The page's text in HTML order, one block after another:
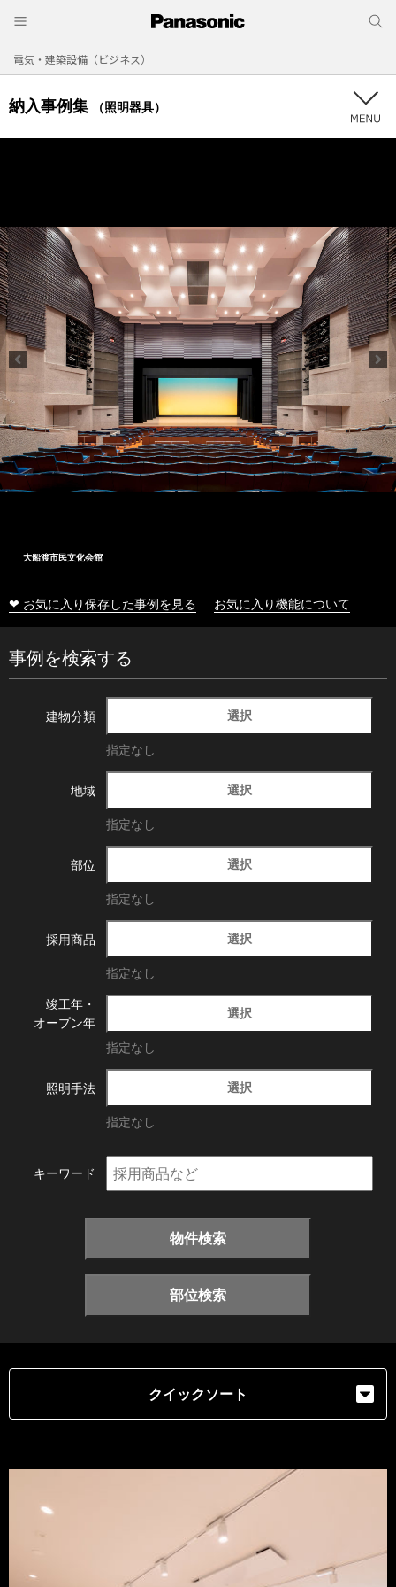
電気・建築設備（ビジネス）
納入事例集 （照明器具）
大船渡市民文化会館
❤ お気に入り保存した事例を見る お気に入り機能について
事例を検索する
建物分類 選択
指定なし
地域 選択
指定なし
部位 選択
指定なし
採用商品 選択
指定なし
竣工年・
オープン年
選択
指定なし
照明手法 選択
指定なし
キーワード
物件検索
部位検索
クイックソート